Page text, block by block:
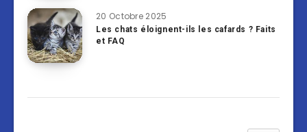
20 Octobre 2025
Les chats éloignent-ils les cafards ? Faits
et FAQ